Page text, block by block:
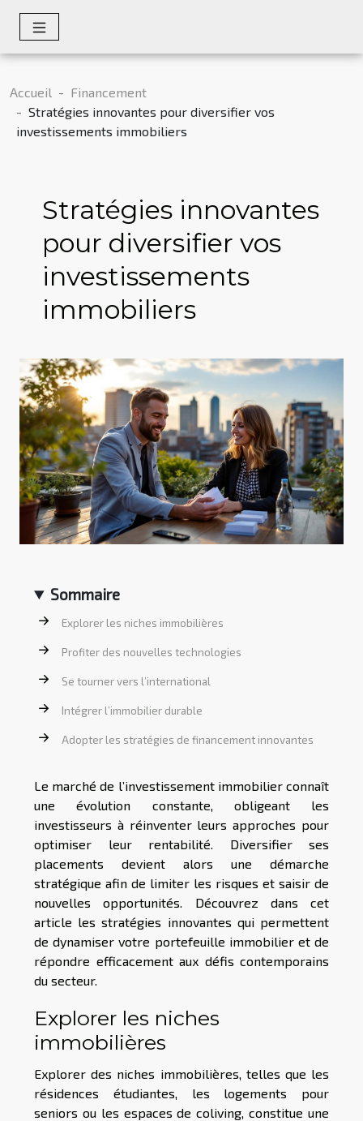
Accueil
Financement
Stratégies innovantes pour diversifier vos
investissements immobiliers
Stratégies innovantes
pour diversifier vos
investissements
immobiliers
Sommaire
Explorer les niches immobilières
Profiter des nouvelles technologies
Se tourner vers l’international
Intégrer l’immobilier durable
Adopter les stratégies de financement innovantes
Le marché de l’investissement immobilier connaît
une évolution constante, obligeant les
investisseurs à réinventer leurs approches pour
optimiser leur rentabilité. Diversifier ses
placements devient alors une démarche
stratégique afin de limiter les risques et saisir de
nouvelles opportunités. Découvrez dans cet
article les stratégies innovantes qui permettent
de dynamiser votre portefeuille immobilier et de
répondre efficacement aux défis contemporains
du secteur.
Explorer les niches
immobilières
Explorer des niches immobilières, telles que les
résidences étudiantes, les logements pour
seniors ou les espaces de coliving, constitue une